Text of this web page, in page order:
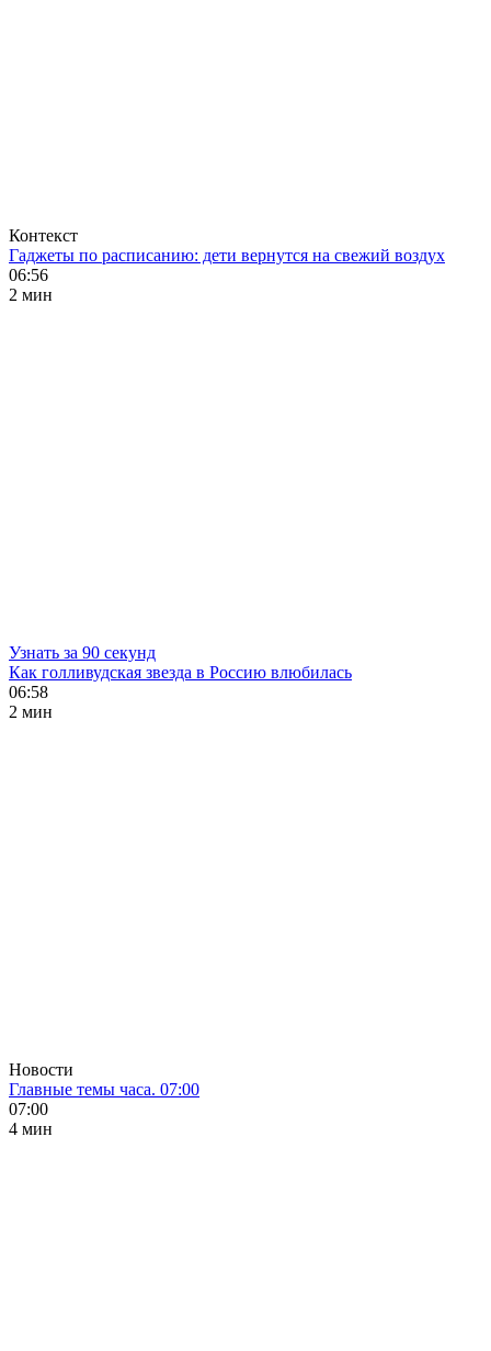
Контекст
Гаджеты по расписанию: дети вернутся на свежий воздух
06:56
2 мин
Узнать за 90 секунд
Как голливудская звезда в Россию влюбилась
06:58
2 мин
Новости
Главные темы часа. 07:00
07:00
4 мин